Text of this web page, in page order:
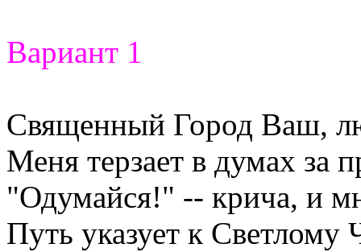
Вариант 1
Священный Город Ваш,
Меня терзает в думах за
"Одумайся!" -- крича, и
Путь указует к Светлому